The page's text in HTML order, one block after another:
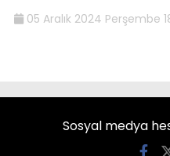
05 Aralık 2024 Perşembe
Sosyal medya